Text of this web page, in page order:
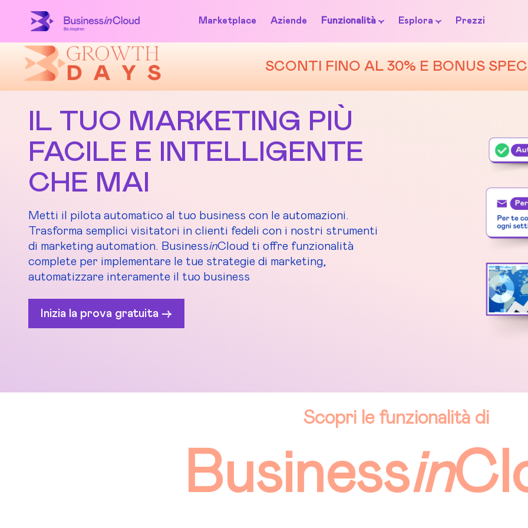
SCONTI FINO AL 30% E BONUS
Marketplace Aziende Funzionalità Esplora Prezzi
IL TUO MARKETING PIÙ
FACILE E INTELLIGENTE
CHE MAI
Metti il pilota automatico al tuo business con le automazioni.
Trasforma semplici visitatori in clienti fedeli con i nostri strumenti
di marketing automation. BusinessinCloud ti offre funzionalità
complete per implementare le tue strategie di marketing,
automatizzare interamente il tuo business
Inizia la prova gratuita ->
Scopri le funzionalità di
Businessin